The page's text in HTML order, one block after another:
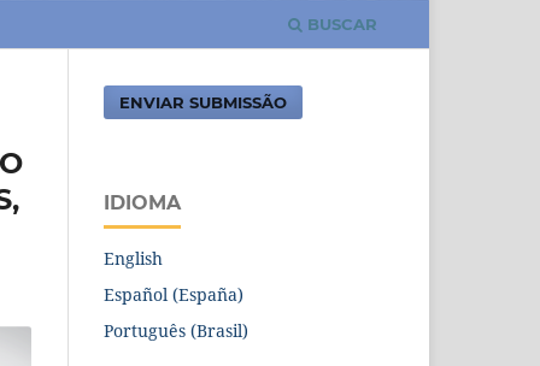
BUSCAR
ENVIAR SUBMISSÃO
IDIOMA
English
Español (España)
Português (Brasil)